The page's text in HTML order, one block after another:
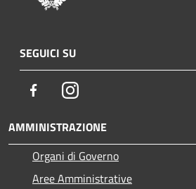
SEGUICI SU
FacebookInstagram
AMMINISTRAZIONE
Organi di Governo
Aree Amministrative